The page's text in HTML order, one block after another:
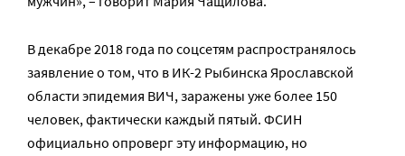
В декабре 2018 года по соцсетям распространялось
заявление о том, что в ИК-2 Рыбинска Ярославской
области эпидемия ВИЧ, заражены уже более 150
человек, фактически каждый пятый. ФСИН
официально опроверг эту информацию, но